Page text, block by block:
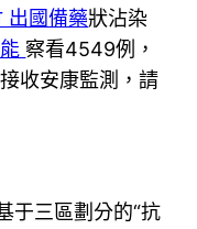
出國備藥狀沾染
察看4549例，
收安康監測，請
三區劃分的“抗